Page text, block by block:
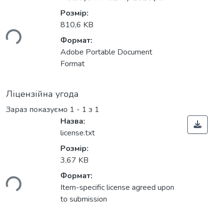
Розмір:
810,6 KB
Формат:
Adobe Portable Document
Format
Ліцензійна угода
Зараз показуємо 1 - 1 з 1
Назва:
license.txt
Розмір:
3,67 KB
Формат:
Item-specific license agreed upon
to submission